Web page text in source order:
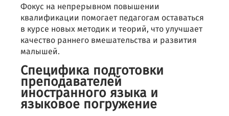
Фокус на непрерывном повышении
квалификации помогает педагогам оставаться
в курсе новых методик и теорий, что улучшает
качество раннего вмешательства и развития
малышей.
Специфика подготовки
преподавателей
иностранного языка и
языковое погружение